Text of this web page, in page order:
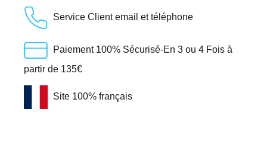
Service Client email et téléphone
Paiement 100% Sécurisé-En 3 ou 4 Fois à
partir de 135€
Site 100% français